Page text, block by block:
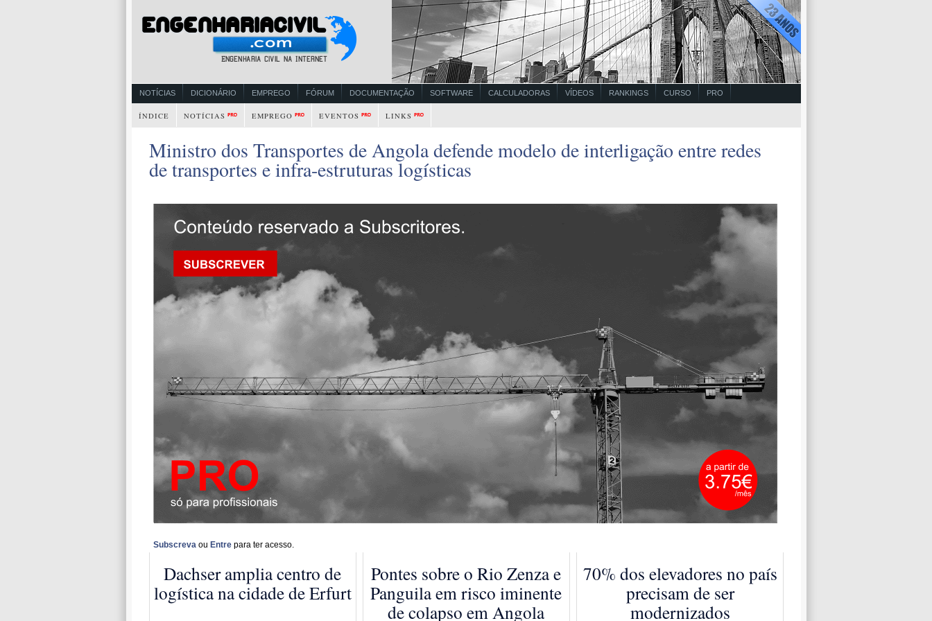
NOTÍCIAS DICIONÁRIO EMPREGO FÓRUM DOCUMENTAÇÃO SOFTWARE CALCULADORAS VÍDEOS RANKINGS CURSO PRO
ÍNDICE NOTÍCIAS EMPREGO EVENTOS LINKS
Ministro dos Transportes de Angola defende modelo de interligação entre redes
de transportes e infra-estruturas logísticas
Subscreva ou Entrepara ter acesso.
Dachser amplia centro de
logística na cidade de Erfurt
Pontes sobre o Rio Zenza e
Panguila em risco iminente
de colapso em Angola
70% dos elevadores no país
precisam de ser
modernizados